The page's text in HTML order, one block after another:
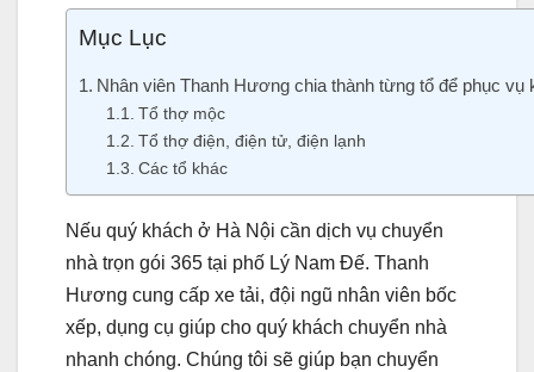
Mục Lục
Nhân viên Thanh Hương chia thành từng tổ để phục vụ
Tổ thợ mộc
Tổ thợ điện, điện tử, điện lạnh
Các tổ khác
Nếu quý khách ở Hà Nội cần dịch vụ chuyển
nhà trọn gói 365 tại phố Lý Nam Đế. Thanh
Hương cung cấp xe tải, đội ngũ nhân viên bốc
xếp, dụng cụ giúp cho quý khách chuyển nhà
nhanh chóng. Chúng tôi sẽ giúp bạn chuyển